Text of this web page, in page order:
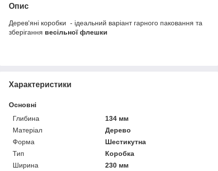
Опис
Дерев'яні коробки - ідеальний варіант гарного паковання та
зберігання весільної флешки
Характеристики
Основні
Глибина
134 мм
Матеріал
Дерево
Форма
Шестикутна
Тип
Коробка
Ширина
230 мм